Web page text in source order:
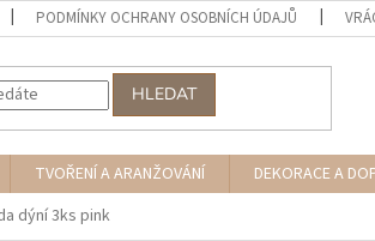
PODMÍNKY OCHRANY OSOBNÍCH ÚDAJŮ
HLEDAT
TVOŘENÍ A ARANŽOVÁNÍ DEKORACE A
dýní 3ks pink